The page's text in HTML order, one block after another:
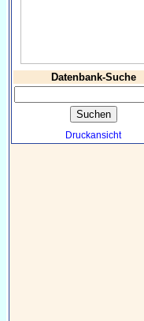
Datenbank-Suche
Druckansicht